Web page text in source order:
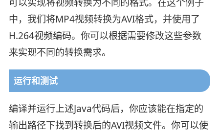
中，我们将MP4视频转换为AVI格式，并使用了
H.264视频编码。你可以根据需要修改这些参数
来实现不同的转换需求。
运行和测试
编译并运行上述Java代码后，你应该能在指定的
输出路径下找到转换后的AVI视频文件。你可以使